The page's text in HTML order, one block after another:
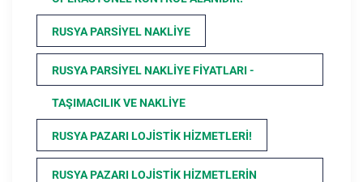
RUSYA PARSIYEL NAKLIYE
RUSYA PARSIYEL NAKLIYE FIYATLARI -
TAŞIMACILIK VE NAKLIYE
RUSYA PAZARI LOJISTIK HIZMETLERI!
RUSYA PAZARI LOJISTIK HIZMETLERIN